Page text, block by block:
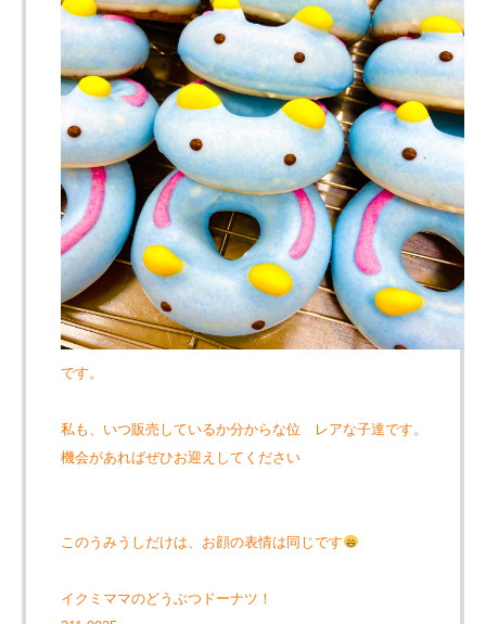
です。
私も、いつ販売しているか分からな位 レアな子達です。
機会があればぜひお迎えしてください
このうみうしだけは、お顔の表情は同じです
イクミママのどうぶつドーナツ！